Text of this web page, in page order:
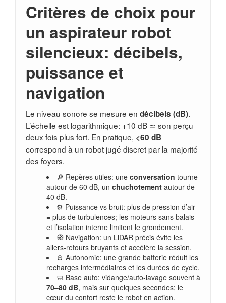
Critères de choix pour
un aspirateur robot
silencieux: décibels,
puissance et
navigation
Le niveau sonore se mesure en décibels (dB).
L’échelle est logarithmique: +10 dB ≃ son perçu
deux fois plus fort. En pratique, <60 dB
correspond à un robot jugé discret par la majorité
des foyers.
🔎 Repères utiles: une conversation tourne
autour de 60 dB, un chuchotementautour de
40 dB.
⚙️ Puissance vs bruit: plus de pression d’air
= plus de turbulences; les moteurs sans balais
et l’isolation interne limitent le grondement.
🧭 Navigation: un LiDAR précis évite les
allers‑retours bruyants et accélère la session.
🪫 Autonomie: une grande batterie réduit les
recharges intermédiaires et les durées de cycle.
🧼 Base auto: vidange/auto‑lavage souvent à
70–80 dB, mais sur quelques secondes; le
cœur du confort reste le robot en action.